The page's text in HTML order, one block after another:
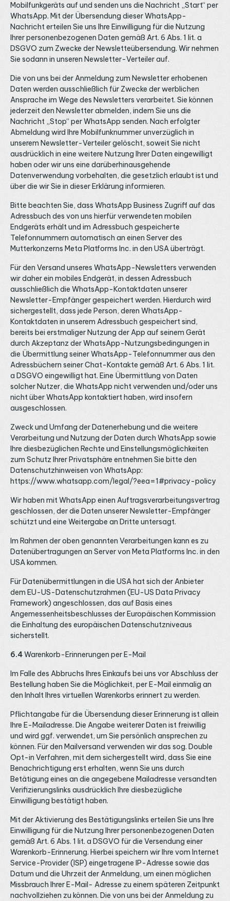
Mobilfunkgeräts auf und senden uns die Nachricht „Start“ per
WhatsApp. Mit der Übersendung dieser WhatsApp-
Nachricht erteilen Sie uns Ihre Einwilligung für die Nutzung
Ihrer personenbezogenen Daten gemäß Art. 6 Abs. 1 lit. a
DSGVO zum Zwecke der Newsletteübersendung. Wir nehmen
Sie sodann in unseren Newsletter-Verteiler auf.
Die von uns bei der Anmeldung zum Newsletter erhobenen
Daten werden ausschließlich für Zwecke der werblichen
Ansprache im Wege des Newsletters verarbeitet. Sie können
jederzeit den Newsletter abmelden, indem Sie uns die
Nachricht „Stop“ per WhatsApp senden. Nach erfolgter
Abmeldung wird Ihre Mobilfunknummer unverzüglich in
unserem Newsletter-Verteiler gelöscht, soweit Sie nicht
ausdrücklich in eine weitere Nutzung Ihrer Daten eingewilligt
haben oder wir uns eine darüberhinausgehende
Datenverwendung vorbehalten, die gesetzlich erlaubt ist und
über die wir Sie in dieser Erklärung informieren.
Bitte beachten Sie, dass WhatsApp Business Zugriff auf das
Adressbuch des von uns hierfür verwendeten mobilen
Endgeräts erhält und im Adressbuch gespeicherte
Telefonnummern automatisch an einen Server des
Mutterkonzerns Meta Platforms Inc. in den USA überträgt.
Für den Versand unseres WhatsApp-Newsletters verwenden
wir daher ein mobiles Endgerät, in dessen Adressbuch
ausschließlich die WhatsApp-Kontaktdaten unserer
Newsletter-Empfänger gespeichert werden. Hierdurch wird
sichergestellt, dass jede Person, deren WhatsApp-
Kontaktdaten in unserem Adressbuch gespeichert sind,
bereits bei erstmaliger Nutzung der App auf seinem Gerät
durch Akzeptanz der WhatsApp-Nutzungsbedingungen in
die Übermittlung seiner WhatsApp-Telefonnummer aus den
Adressbüchern seiner Chat-Kontakte gemäß Art. 6 Abs. 1 lit.
a DSGVO eingewilligt hat. Eine Übermittlung von Daten
solcher Nutzer, die WhatsApp nicht verwenden und/oder uns
nicht über WhatsApp kontaktiert haben, wird insofern
ausgeschlossen.
Zweck und Umfang der Datenerhebung und die weitere
Verarbeitung und Nutzung der Daten durch WhatsApp sowie
Ihre diesbezüglichen Rechte und Einstellungsmöglichkeiten
zum Schutz Ihrer Privatsphäre entnehmen Sie bitte den
Datenschutzhinweisen von WhatsApp:
https://www.whatsapp.com/legal/?eea=1#privacy-policy
Wir haben mit WhatsApp einen Auftragsverarbeitungsvertrag
geschlossen, der die Daten unserer Newsletter-Empfänger
schützt und eine Weitergabe an Dritte untersagt.
Im Rahmen der oben genannten Verarbeitungen kann es zu
Datenübertragungen an Server von Meta Platforms Inc. in den
USA kommen.
Für Datenübermittlungen in die USA hat sich der Anbieter
dem EU-US-Datenschutzrahmen (EU-US Data Privacy
Framework) angeschlossen, das auf Basis eines
Angemessenheitsbeschlusses der Europäischen Kommission
die Einhaltung des europäischen Datenschutzniveaus
sicherstellt.
6.4Warenkorb-Erinnerungen per E-Mail
Im Falle des Abbruchs Ihres Einkaufs bei uns vor Abschluss der
Bestellung haben Sie die Möglichkeit, per E-Mail einmalig an
den Inhalt Ihres virtuellen Warenkorbs erinnert zu werden.
Pflichtangabe für die Übersendung dieser Erinnerung ist allein
Ihre E-Mailadresse. Die Angabe weiterer Daten ist freiwillig
und wird ggf. verwendet, um Sie persönlich ansprechen zu
können. Für den Mailversand verwenden wir das sog. Double
Opt-in Verfahren, mit dem sichergestellt wird, dass Sie eine
Benachrichtigung erst erhalten, wenn Sie uns durch
Betätigung eines an die angegebene Mailadresse versandten
Verifizierungslinks ausdrücklich Ihre diesbezügliche
Einwilligung bestätigt haben.
Mit der Aktivierung des Bestätigungslinks erteilen Sie uns Ihre
Einwilligung für die Nutzung Ihrer personenbezogenen Daten
gemäß Art. 6 Abs. 1 lit. a DSGVO für die Versendung einer
Warenkorb-Erinnerung. Hierbei speichern wir Ihre vom Internet
Service-Provider (ISP) eingetragene IP-Adresse sowie das
Datum und die Uhrzeit der Anmeldung, um einen möglichen
Missbrauch Ihrer E-Mail- Adresse zu einem späteren Zeitpunkt
nachvollziehen zu können. Die von uns bei der Anmeldung zu